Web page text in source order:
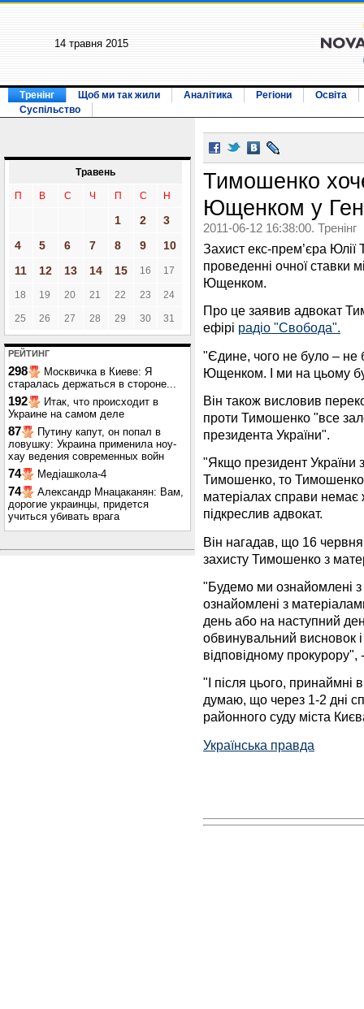
14 травня 2015
Тренінг Щоб ми так жили Аналітика Регіони
Освіта
Суспільство
Травень
П В С Ч П С Н
1 2
3
4
5 6 7 8 9
10
11
12 13 14 15 16 17
18 19 20 21 22 23 24
25 26 27 28 29 30 31
РЕЙТИНГ
298
Москвичка в Киеве: Я
старалась держаться в стороне...
192
Итак, что происходит в
Украине на самом деле
87
Путину капут, он попал в
ловушку: Украина применила ноу-
хау ведения современных войн
74 Медіашкола-4
74
Александр Мнацаканян: Вам,
дорогие украинцы, придется
учиться убивать врага
Тимошенко
Ющенком у
2011-06-12 16:38:00. Тренінг
Захист екс-прем’єра
проведенні очної ставки
Ющенком.
Про це заявив адвокат
ефірі радіо "Свобода".
"Єдине, чого не було – не
Ющенком. І ми на цьому
Він також висловив
проти Тимошенко "все
президента України".
"Якщо президент України
Тимошенко, то
матеріалах справи
підкреслив адвокат.
Він нагадав, що 16
захисту Тимошенко з
"Будемо ми ознайомлені
ознайомлені з
день або на наступний
обвинувальний висновок
відповідному прокурору",
"І після цього, принаймні
думаю, що через 1-2 дні
районного суду міста
Українська правда